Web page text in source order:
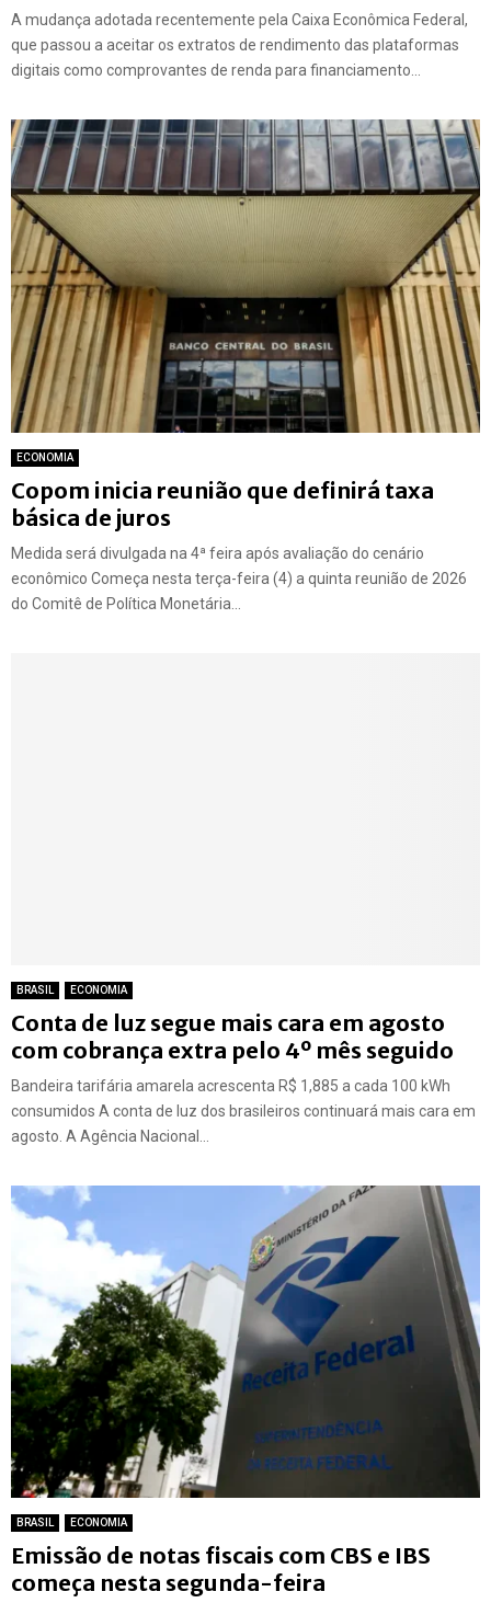
A mudança adotada recentemente pela Caixa Econômica Federal,
que passou a aceitar os extratos de rendimento das plataformas
digitais como comprovantes de renda para financiamento...
ECONOMIA
Copom inicia reunião que definirá taxa
básica de juros
Medida será divulgada na 4ª feira após avaliação do cenário
econômico Começa nesta terça-feira (4) a quinta reunião de 2026
do Comitê de Política Monetária...
BRASIL ECONOMIA
Conta de luz segue mais cara em agosto
com cobrança extra pelo 4º mês seguido
Bandeira tarifária amarela acrescenta R$ 1,885 a cada 100 kWh
consumidos A conta de luz dos brasileiros continuará mais cara em
agosto. A Agência Nacional...
BRASIL ECONOMIA
Emissão de notas fiscais com CBS e IBS
começa nesta segunda-feira